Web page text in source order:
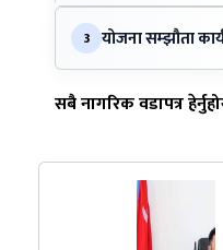
3 योजना सम्झौता
सबै नागरिक वडापत्र